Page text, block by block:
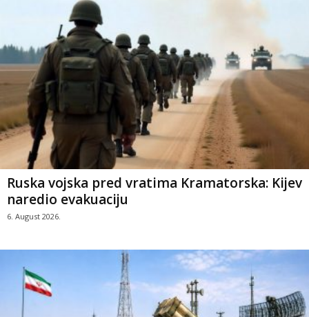
Ruska vojska pred vratima Kramatorska: Kijev
naredio evakuaciju
6. August 2026.